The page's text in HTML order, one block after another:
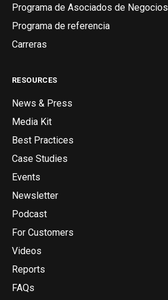
Programa de Asociados de Negocios
Programa de referencia
Carreras
RESOURCES
News & Press
Media Kit
Best Practices
Case Studies
Events
Newsletter
Podcast
For Customers
Videos
Reports
FAQs